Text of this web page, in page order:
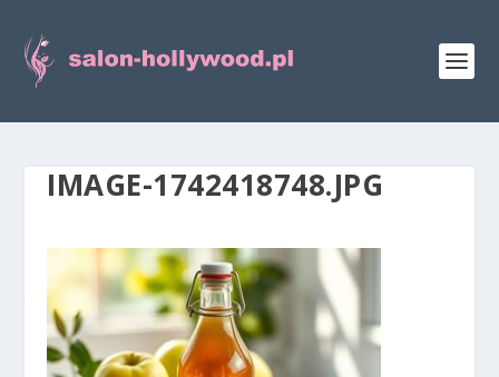
IMAGE-1742418748.JPG